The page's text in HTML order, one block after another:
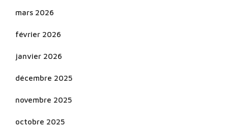
mars 2026
février 2026
janvier 2026
décembre 2025
novembre 2025
octobre 2025